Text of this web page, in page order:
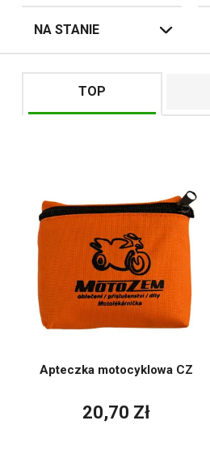
NA STANIE
TOP
Apteczka motocyklowa CZ
20,70 Zł